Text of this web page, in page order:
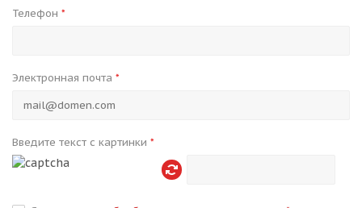
Телефон *
Электронная почта *
Введите текст с картинки *